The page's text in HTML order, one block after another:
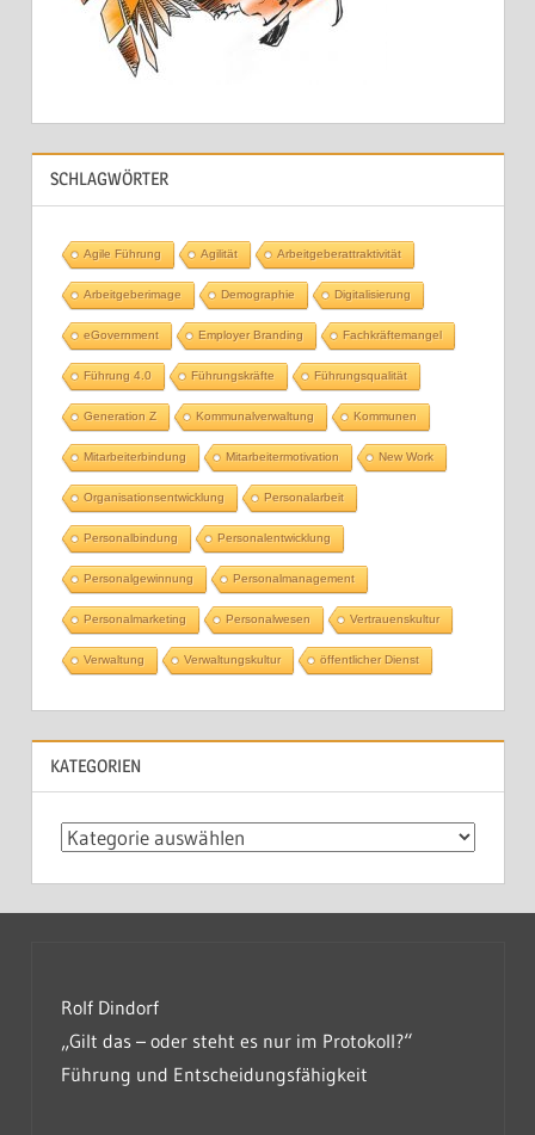
SCHLAGWÖRTER
Agile Führung Agilität Arbeitgeberattraktivität
Arbeitgeberimage Demographie Digitalisierung
eGovernment Employer Branding Fachkräftemangel
Führung 4.0 Führungskräfte Führungsqualität
Generation Z Kommunalverwaltung Kommunen
Mitarbeiterbindung Mitarbeitermotivation New Work
Organisationsentwicklung Personalarbeit
Personalbindung Personalentwicklung
Personalgewinnung Personalmanagement
Personalmarketing Personalwesen Vertrauenskultur
Verwaltung Verwaltungskultur öffentlicher Dienst
KATEGORIEN
Kategorien
Rolf Dindorf
„Gilt das – oder steht es nur im Protokoll?“
Führung und Entscheidungsfähigkeit